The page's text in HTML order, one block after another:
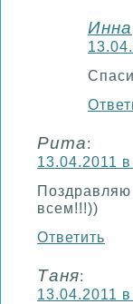
Инна
Рита:
13.04.2011
всем!!!))
Ответить
Таня:
13.04.2011